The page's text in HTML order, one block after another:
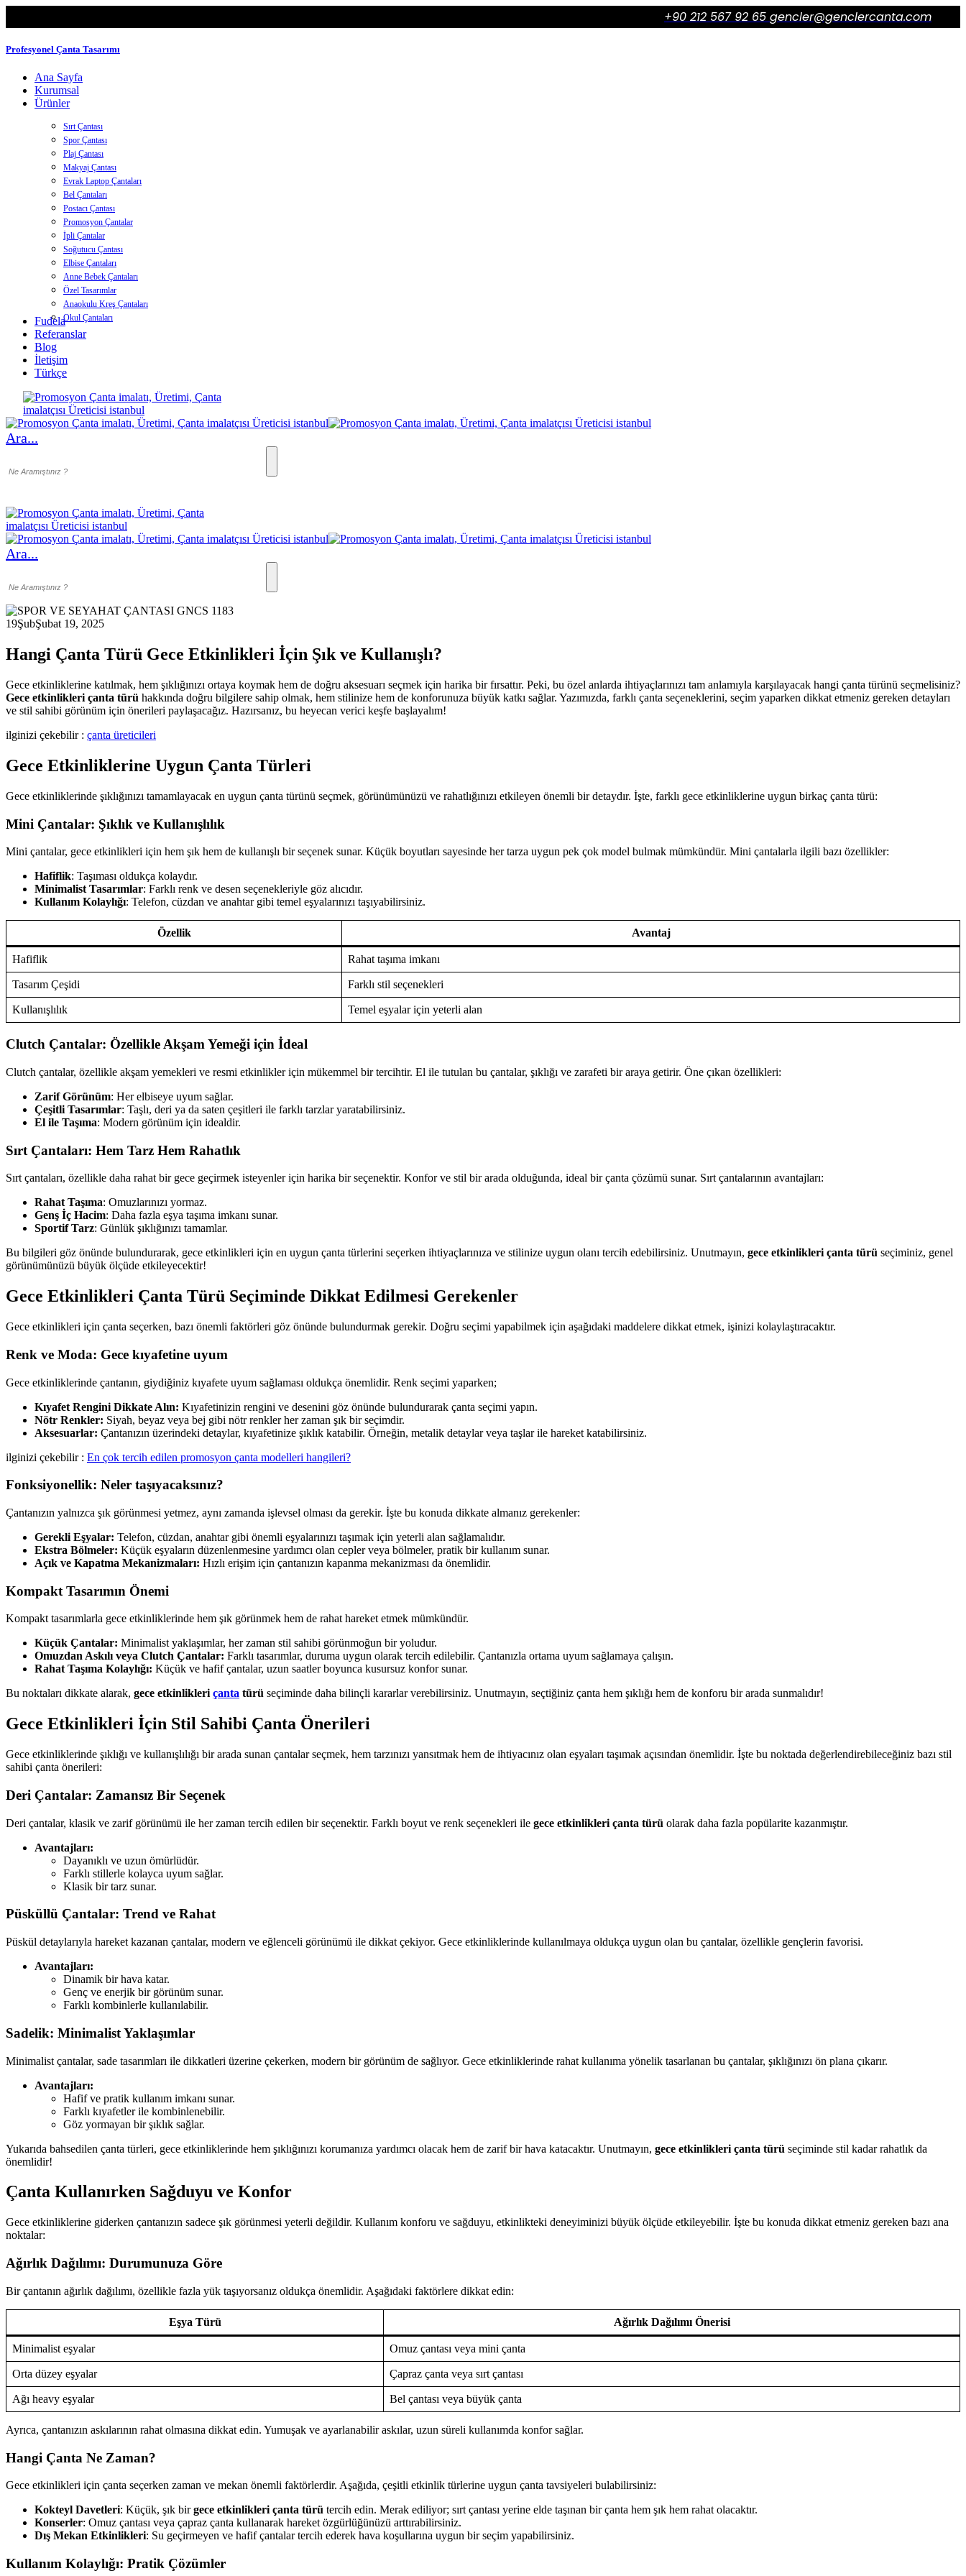
+90 212 567 92 65 gencler@genclercanta.com
Profesyonel Çanta Tasarımı
Ana Sayfa
Kurumsal
Ürünler
Sırt Çantası
Spor Çantası
Plaj Çantası
Makyaj Çantası
Evrak Laptop Çantaları
Bel Çantaları
Postacı Çantası
Promosyon Çantalar
İpli Çantalar
Soğutucu Çantası
Elbise Çantaları
Anne Bebek Çantaları
Özel Tasarımlar
Anaokulu Kreş Çantaları
Okul Çantaları
Fudela
Referanslar
Blog
İletişim
Türkçe
Ara...
Ara...
19ŞubŞubat 19, 2025
Hangi Çanta Türü Gece Etkinlikleri İçin Şık ve Kullanışlı?
Gece etkinliklerine katılmak, hem şıklığınızı ortaya koymak hem de doğru aksesuarı seçmek için harika bir fırsattır. Peki, bu özel anlarda ihtiyaçlarınızı tam anlamıyla karşılayacak hangi çanta türünü seçmelisiniz?
Gece etkinlikleri çanta türü hakkında doğru bilgilere sahip olmak, hem stilinize hem de konforunuza büyük katkı sağlar. Yazımızda, farklı çanta seçeneklerini, seçim yaparken dikkat etmeniz gereken detayları
ve stil sahibi görünüm için önerileri paylaşacağız. Hazırsanız, bu heyecan verici keşfe başlayalım!
ilginizi çekebilir : çanta üreticileri
Gece Etkinliklerine Uygun Çanta Türleri
Gece etkinliklerinde şıklığınızı tamamlayacak en uygun çanta türünü seçmek, görünümünüzü ve rahatlığınızı etkileyen önemli bir detaydır. İşte, farklı gece etkinliklerine uygun birkaç çanta türü:
Mini Çantalar: Şıklık ve Kullanışlılık
Mini çantalar, gece etkinlikleri için hem şık hem de kullanışlı bir seçenek sunar. Küçük boyutları sayesinde her tarza uygun pek çok model bulmak mümkündür. Mini çantalarla ilgili bazı özellikler:
Hafiflik: Taşıması oldukça kolaydır.
Minimalist Tasarımlar: Farklı renk ve desen seçenekleriyle göz alıcıdır.
Kullanım Kolaylığı: Telefon, cüzdan ve anahtar gibi temel eşyalarınızı taşıyabilirsiniz.
Özellik Avantaj
Hafiflik Rahat taşıma imkanı
Tasarım Çeşidi Farklı stil seçenekleri
Kullanışlılık Temel eşyalar için yeterli alan
Clutch Çantalar: Özellikle Akşam Yemeği için İdeal
Clutch çantalar, özellikle akşam yemekleri ve resmi etkinlikler için mükemmel bir tercihtir. El ile tutulan bu çantalar, şıklığı ve zarafeti bir araya getirir. Öne çıkan özellikleri:
Zarif Görünüm: Her elbiseye uyum sağlar.
Çeşitli Tasarımlar: Taşlı, deri ya da saten çeşitleri ile farklı tarzlar yaratabilirsiniz.
El ile Taşıma: Modern görünüm için idealdir.
Sırt Çantaları: Hem Tarz Hem Rahatlık
Sırt çantaları, özellikle daha rahat bir gece geçirmek isteyenler için harika bir seçenektir. Konfor ve stil bir arada olduğunda, ideal bir çanta çözümü sunar. Sırt çantalarının avantajları:
Rahat Taşıma: Omuzlarınızı yormaz.
Genş İç Hacim: Daha fazla eşya taşıma imkanı sunar.
Sportif Tarz: Günlük şıklığınızı tamamlar.
Bu bilgileri göz önünde bulundurarak, gece etkinlikleri için en uygun çanta türlerini seçerken ihtiyaçlarınıza ve stilinize uygun olanı tercih edebilirsiniz. Unutmayın, gece etkinlikleri çanta türü seçiminiz, genel
görünümünüzü büyük ölçüde etkileyecektir!
Gece Etkinlikleri Çanta Türü Seçiminde Dikkat Edilmesi Gerekenler
Gece etkinlikleri için çanta seçerken, bazı önemli faktörleri göz önünde bulundurmak gerekir. Doğru seçimi yapabilmek için aşağıdaki maddelere dikkat etmek, işinizi kolaylaştıracaktır.
Renk ve Moda: Gece kıyafetine uyum
Gece etkinliklerinde çantanın, giydiğiniz kıyafete uyum sağlaması oldukça önemlidir. Renk seçimi yaparken;
Kıyafet Rengini Dikkate Alın: Kıyafetinizin rengini ve desenini göz önünde bulundurarak çanta seçimi yapın.
Nötr Renkler: Siyah, beyaz veya bej gibi nötr renkler her zaman şık bir seçimdir.
Aksesuarlar: Çantanızın üzerindeki detaylar, kıyafetinize şıklık katabilir. Örneğin, metalik detaylar veya taşlar ile hareket katabilirsiniz.
ilginizi çekebilir : En çok tercih edilen promosyon çanta modelleri hangileri?
Fonksiyonellik: Neler taşıyacaksınız?
Çantanızın yalnızca şık görünmesi yetmez, aynı zamanda işlevsel olması da gerekir. İşte bu konuda dikkate almanız gerekenler:
Gerekli Eşyalar: Telefon, cüzdan, anahtar gibi önemli eşyalarınızı taşımak için yeterli alan sağlamalıdır.
Ekstra Bölmeler: Küçük eşyaların düzenlenmesine yardımcı olan cepler veya bölmeler, pratik bir kullanım sunar.
Açık ve Kapatma Mekanizmaları: Hızlı erişim için çantanızın kapanma mekanizması da önemlidir.
Kompakt Tasarımın Önemi
Kompakt tasarımlarla gece etkinliklerinde hem şık görünmek hem de rahat hareket etmek mümkündür.
Küçük Çantalar: Minimalist yaklaşımlar, her zaman stil sahibi görünmoğun bir yoludur.
Omuzdan Askılı veya Clutch Çantalar: Farklı tasarımlar, duruma uygun olarak tercih edilebilir. Çantanızla ortama uyum sağlamaya çalışın.
Rahat Taşıma Kolaylığı: Küçük ve hafif çantalar, uzun saatler boyunca kusursuz konfor sunar.
Bu noktaları dikkate alarak, gece etkinlikleriçanta türü seçiminde daha bilinçli kararlar verebilirsiniz. Unutmayın, seçtiğiniz çanta hem şıklığı hem de konforu bir arada sunmalıdır!
Gece Etkinlikleri İçin Stil Sahibi Çanta Önerileri
Gece etkinliklerinde şıklığı ve kullanışlılığı bir arada sunan çantalar seçmek, hem tarzınızı yansıtmak hem de ihtiyacınız olan eşyaları taşımak açısından önemlidir. İşte bu noktada değerlendirebileceğiniz bazı stil
sahibi çanta önerileri:
Deri Çantalar: Zamansız Bir Seçenek
Deri çantalar, klasik ve zarif görünümü ile her zaman tercih edilen bir seçenektir. Farklı boyut ve renk seçenekleri ile gece etkinlikleri çanta türü olarak daha fazla popülarite kazanmıştır.
Avantajları:
Dayanıklı ve uzun ömürlüdür.
Farklı stillerle kolayca uyum sağlar.
Klasik bir tarz sunar.
Püsküllü Çantalar: Trend ve Rahat
Püskül detaylarıyla hareket kazanan çantalar, modern ve eğlenceli görünümü ile dikkat çekiyor. Gece etkinliklerinde kullanılmaya oldukça uygun olan bu çantalar, özellikle gençlerin favorisi.
Avantajları:
Dinamik bir hava katar.
Genç ve enerjik bir görünüm sunar.
Farklı kombinlerle kullanılabilir.
Sadelik: Minimalist Yaklaşımlar
Minimalist çantalar, sade tasarımları ile dikkatleri üzerine çekerken, modern bir görünüm de sağlıyor. Gece etkinliklerinde rahat kullanıma yönelik tasarlanan bu çantalar, şıklığınızı ön plana çıkarır.
Avantajları:
Hafif ve pratik kullanım imkanı sunar.
Farklı kıyafetler ile kombinlenebilir.
Göz yormayan bir şıklık sağlar.
Yukarıda bahsedilen çanta türleri, gece etkinliklerinde hem şıklığınızı korumanıza yardımcı olacak hem de zarif bir hava katacaktır. Unutmayın, gece etkinlikleri çanta türü seçiminde stil kadar rahatlık da
önemlidir!
Çanta Kullanırken Sağduyu ve Konfor
Gece etkinliklerine giderken çantanızın sadece şık görünmesi yeterli değildir. Kullanım konforu ve sağduyu, etkinlikteki deneyiminizi büyük ölçüde etkileyebilir. İşte bu konuda dikkat etmeniz gereken bazı ana
noktalar:
Ağırlık Dağılımı: Durumunuza Göre
Bir çantanın ağırlık dağılımı, özellikle fazla yük taşıyorsanız oldukça önemlidir. Aşağıdaki faktörlere dikkat edin:
Eşya Türü Ağırlık Dağılımı Önerisi
Minimalist eşyalar Omuz çantası veya mini çanta
Orta düzey eşyalar Çapraz çanta veya sırt çantası
Ağı heavy eşyalar Bel çantası veya büyük çanta
Ayrıca, çantanızın askılarının rahat olmasına dikkat edin. Yumuşak ve ayarlanabilir askılar, uzun süreli kullanımda konfor sağlar.
Hangi Çanta Ne Zaman?
Gece etkinlikleri için çanta seçerken zaman ve mekan önemli faktörlerdir. Aşağıda, çeşitli etkinlik türlerine uygun çanta tavsiyeleri bulabilirsiniz:
Kokteyl Davetleri: Küçük, şık birgece etkinlikleri çanta türü tercih edin. Merak ediliyor; sırt çantası yerine elde taşınan bir çanta hem şık hem rahat olacaktır.
Konserler: Omuz çantası veya çapraz çanta kullanarak hareket özgürlüğünüzü arttırabilirsiniz.
Dış Mekan Etkinlikleri: Su geçirmeyen ve hafif çantalar tercih ederek hava koşullarına uygun bir seçim yapabilirsiniz.
Kullanım Kolaylığı: Pratik Çözümler